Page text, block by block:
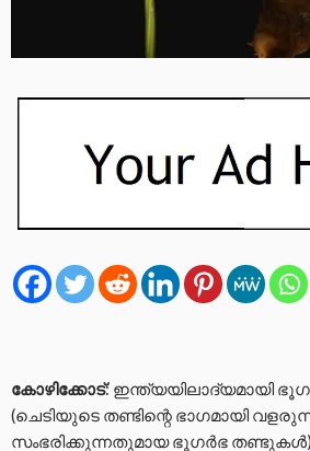
കോഴിക്കോട്: ഇന്ത്യയിലാദ്യമായി
(ചെടിയുടെ തണ്ടിന്റെ ഭാഗമായി
സംഭരിക്കുന്നതുമായ ഭൂഗർഭ